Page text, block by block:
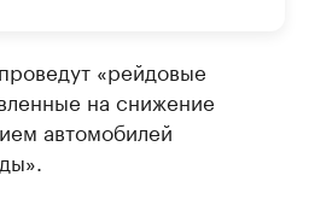
«рейдовые
на снижение
автомобилей